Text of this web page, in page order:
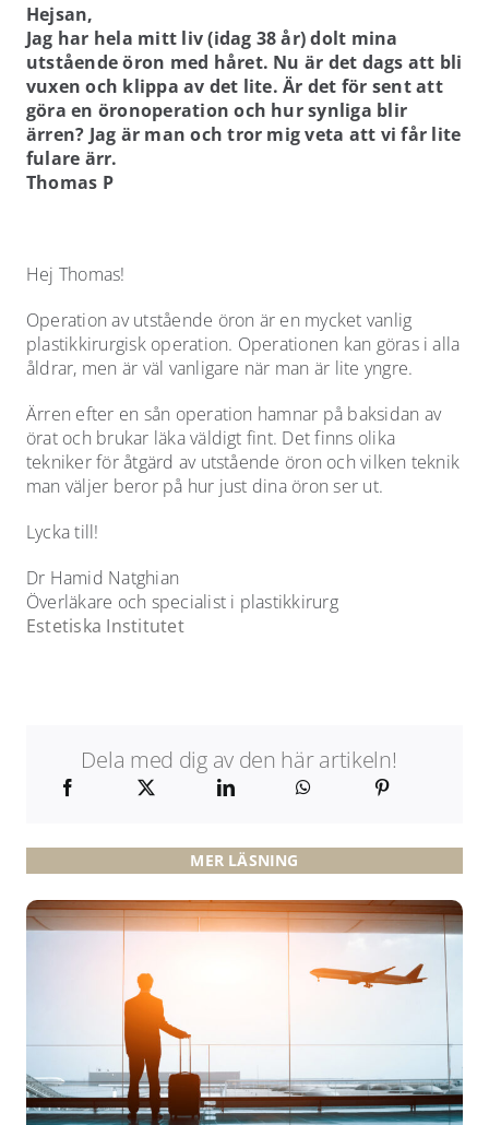
CHECKLISTOR
PODD
Hejsan,
Jag har hela mitt liv (idag 38 år) dolt mina
utstående öron med håret. Nu är det dags att bli
vuxen och klippa av det lite. Är det för sent att
göra en öronoperation och hur synliga blir
ärren? Jag är man och tror mig veta att vi får lite
fulare ärr.
Thomas P
Hej Thomas!
Operation av utstående öron är en mycket vanlig
plastikkirurgisk operation. Operationen kan göras i alla
åldrar, men är väl vanligare när man är lite yngre.
Ärren efter en sån operation hamnar på baksidan av
örat och brukar läka väldigt fint. Det finns olika
tekniker för åtgärd av utstående öron och vilken teknik
man väljer beror på hur just dina öron ser ut.
Lycka till!
Dr Hamid Natghian
Överläkare och specialist i plastikkirurg
Estetiska Institutet
Dela med dig av den här artikeln!
MER LÄSNING